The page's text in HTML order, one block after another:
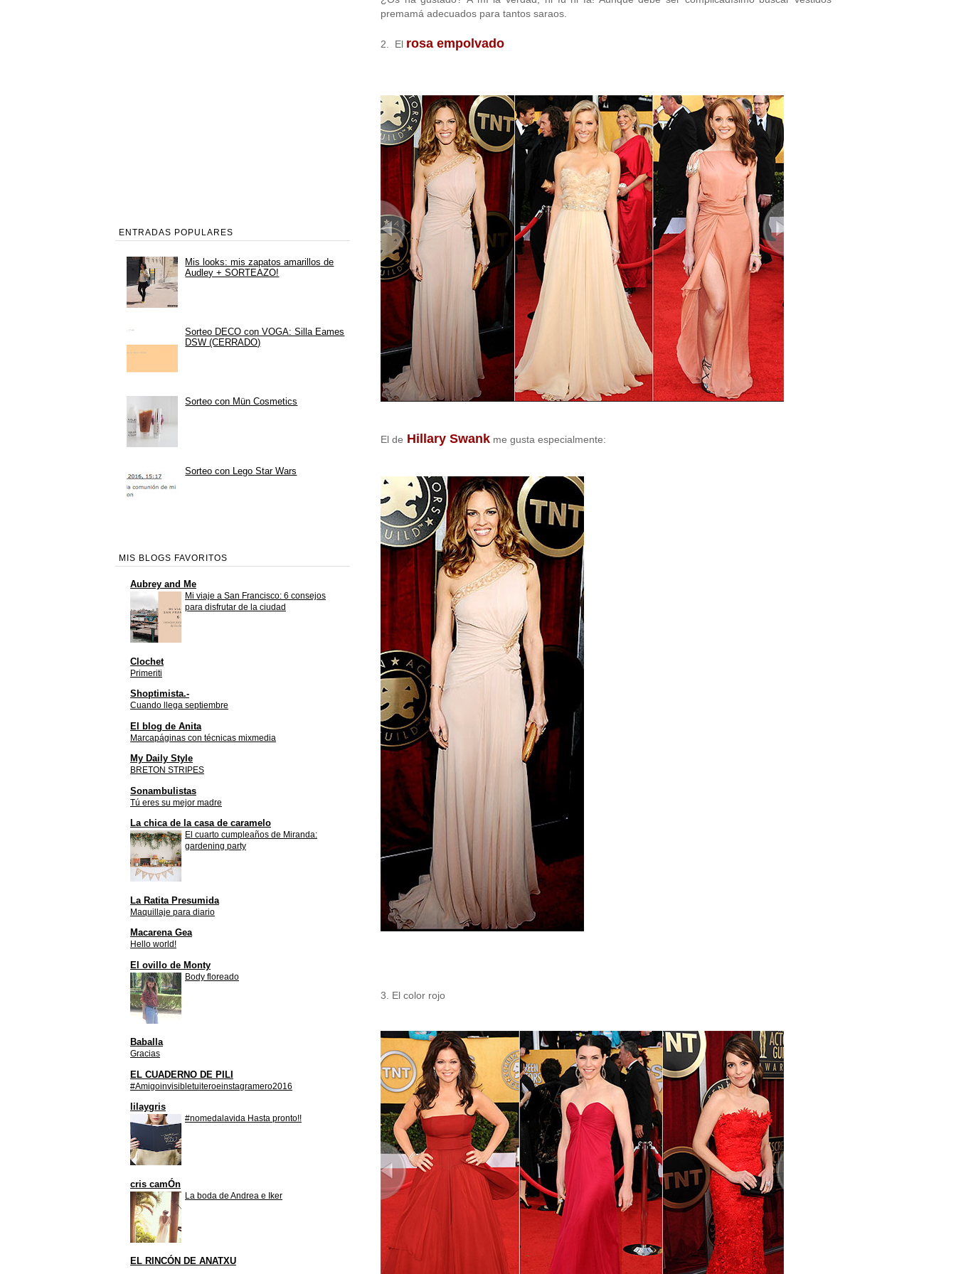
premamá adecuados para tantos saraos.
2. El rosa empolvado
El de Hillary Swank me gusta especialmente:
3. El color rojo
ENTRADAS POPULARES
Mis looks: mis zapatos amarillos de
Audley + SORTEAZO!
Sorteo DECO con VOGA: Silla Eames
DSW (CERRADO)
Sorteo con Mün Cosmetics
Sorteo con Lego Star Wars
MIS BLOGS FAVORITOS
Aubrey and Me
Mi viaje a San Francisco: 6 consejos
para disfrutar de la ciudad
Clochet
Primeriti
Shoptimista.-
Cuando llega septiembre
El blog de Anita
Marcapáginas con técnicas mixmedia
My Daily Style
BRETON STRIPES
Sonambulistas
Tú eres su mejor madre
La chica de la casa de caramelo
El cuarto cumpleaños de Miranda:
gardening party
La Ratita Presumida
Maquillaje para diario
Macarena Gea
Hello world!
El ovillo de Monty
Body floreado
Baballa
Gracias
EL CUADERNO DE PILI
#Amigoinvisibletuiteroeinstagramero2016
lilaygris
#nomedalavida Hasta pronto!!
cris camÓn
La boda de Andrea e Iker
EL RINCÓN DE ANATXU